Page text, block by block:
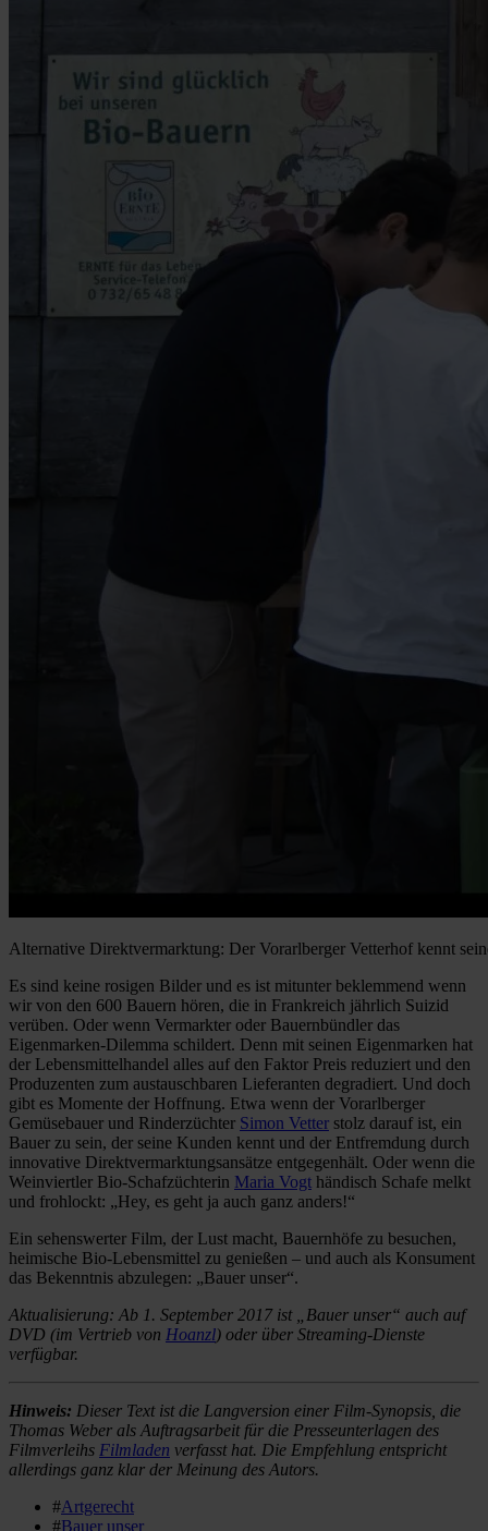
Alternative Direktvermarktung: Der Vorarlberger Vetterhof kennt
Es sind keine rosigen Bilder und es ist mitunter beklemmend wenn
wir von den 600 Bauern hören, die in Frankreich jährlich Suizid
verüben. Oder wenn Vermarkter oder Bauernbündler das
Eigenmarken-Dilemma schildert. Denn mit seinen Eigenmarken hat
der Lebensmittelhandel alles auf den Faktor Preis reduziert und den
Produzenten zum austauschbaren Lieferanten degradiert. Und doch
gibt es Momente der Hoffnung. Etwa wenn der Vorarlberger
Gemüsebauer und Rinderzüchter Simon Vetter stolz darauf ist, ein
Bauer zu sein, der seine Kunden kennt und der Entfremdung durch
innovative Direktvermarktungsansätze entgegenhält. Oder wenn die
Weinviertler Bio-Schafzüchterin Maria Vogt händisch Schafe melkt
und frohlockt: „Hey, es geht ja auch ganz anders!“
Ein sehenswerter Film, der Lust macht, Bauernhöfe zu besuchen,
heimische Bio-Lebensmittel zu genießen – und auch als Konsument
das Bekenntnis abzulegen: „Bauer unser“.
Aktualisierung: Ab 1. September 2017 ist „Bauer unser“ auch auf
DVD (im Vertrieb von Hoanzl) oder über Streaming-Dienste
verfügbar.
Hinweis: Dieser Text ist die Langversion einer Film-Synopsis, die
Thomas Weber als Auftragsarbeit für die Presseunterlagen des
Filmverleihs Filmladen verfasst hat. Die Empfehlung entspricht
allerdings ganz klar der Meinung des Autors.
#Artgerecht
#Bauer unser